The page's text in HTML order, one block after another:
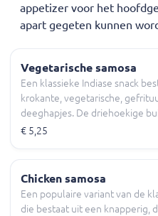
appetizer voor het
apart gegeten kunnen
Vegetarische samosa
Een klassieke Indiase snack
krokante, vegetarische,
deeghapjes. De driehoekige
krokant en gevuld met een
geserveerd met een zoetzure
chutney om de smaken perfect
brengen.
€ 5,25
Chicken samosa
Een populaire variant van de
die bestaat uit een knapperig,